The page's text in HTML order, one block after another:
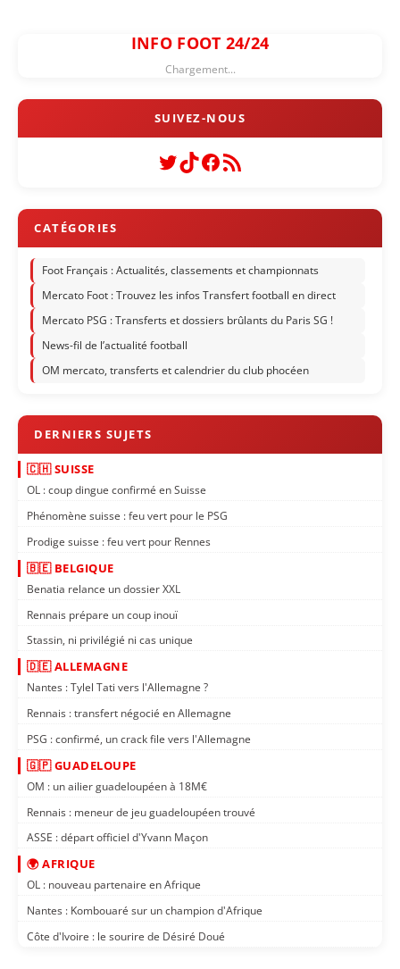
INFO FOOT 24/24
Chargement...
Twitter
TikTok
Facebook
Flux RSS
Foot Français : Actualités, classements et championnats
Mercato Foot : Trouvez les infos Transfert football en direct
Mercato PSG : Transferts et dossiers brûlants du Paris SG !
News-fil de l’actualité football
OM mercato, transferts et calendrier du club phocéen
🇨🇭 SUISSE
OL : coup dingue confirmé en Suisse
Phénomène suisse : feu vert pour le PSG
Prodige suisse : feu vert pour Rennes
🇧🇪 BELGIQUE
Benatia relance un dossier XXL
Rennais prépare un coup inouï
Stassin, ni privilégié ni cas unique
🇩🇪 ALLEMAGNE
Nantes : Tylel Tati vers l'Allemagne ?
Rennais : transfert négocié en Allemagne
PSG : confirmé, un crack file vers l'Allemagne
🇬🇵 GUADELOUPE
OM : un ailier guadeloupéen à 18M€
Rennais : meneur de jeu guadeloupéen trouvé
ASSE : départ officiel d'Yvann Maçon
🌍 AFRIQUE
OL : nouveau partenaire en Afrique
Nantes : Kombouaré sur un champion d'Afrique
Côte d'Ivoire : le sourire de Désiré Doué